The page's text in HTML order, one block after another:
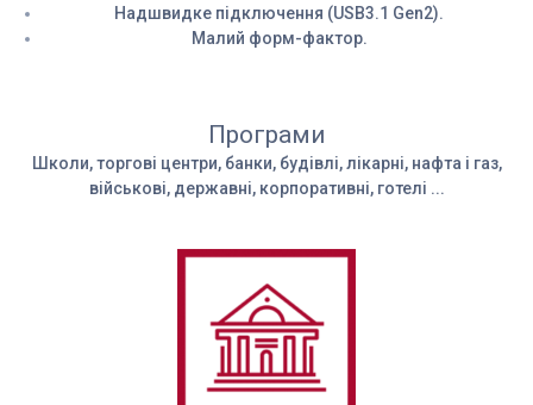
Надшвидке підключення (USB3.1 Gen2).
Малий форм-фактор.
Програми
Школи, торгові центри, банки, будівлі, лікарні, нафта і газ,
військові, державні, корпоративні, готелі ...